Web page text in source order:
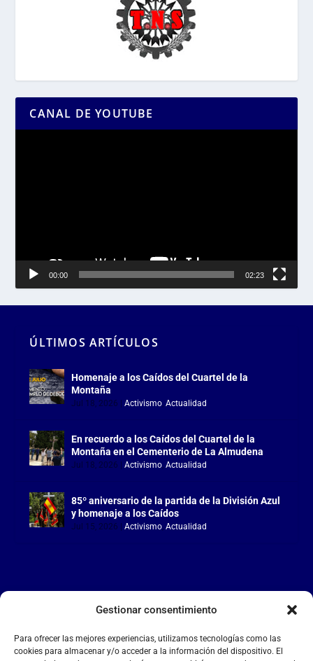
Gestionar consentimiento
Para ofrecer las mejores experiencias, utilizamos tecnologías como las
cookies para almacenar y/o acceder a la información del dispositivo. El
CANAL DE YOUTUBE
00:00 02:23
ÚLTIMOS ARTÍCULOS
Homenaje a los Caídos del Cuartel de la
Montaña
Jul 18, 2026 |Activismo ,Actualidad
En recuerdo a los Caídos del Cuartel de la
Montaña en el Cementerio de La Almudena
Jul 18, 2026 |Activismo ,Actualidad
85º aniversario de la partida de la División Azul
y homenaje a los Caídos
Jul 15, 2026 |Activismo ,Actualidad
LA FALANGE
Reproductor